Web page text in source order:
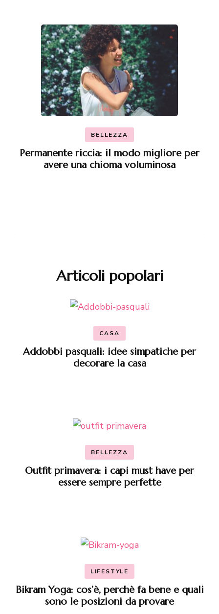
BELLEZZA
Permanente riccia: il modo migliore per
avere una chioma voluminosa
Articoli popolari
CASA
Addobbi pasquali: idee simpatiche per
decorare la casa
BELLEZZA
Outfit primavera: i capi must have per
essere sempre perfette
LIFESTYLE
Bikram Yoga: cos’è, perchè fa bene e quali
sono le posizioni da provare